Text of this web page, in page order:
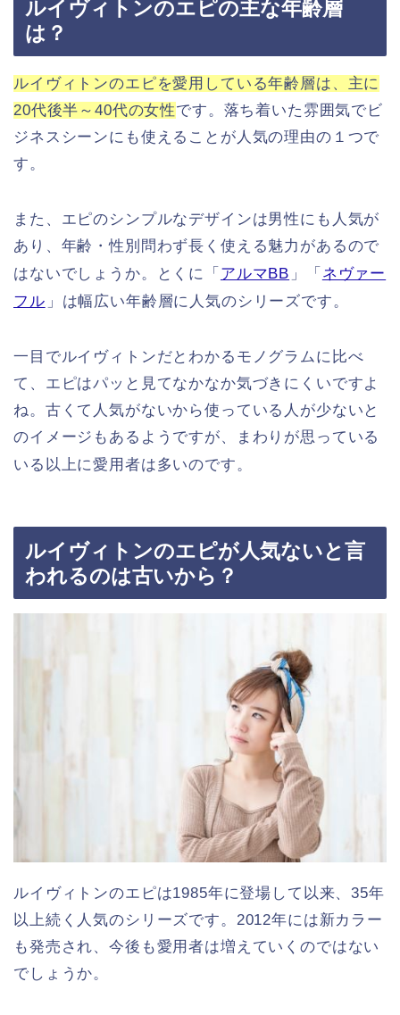
ルイヴィトンのエピの主な年齢層
は？
ルイヴィトンのエピを愛用している年齢層は、主に
20代後半～40代の女性です。落ち着いた雰囲気でビ
ジネスシーンにも使えることが人気の理由の１つで
す。
また、エピのシンプルなデザインは男性にも人気が
あり、年齢・性別問わず長く使える魅力があるので
はないでしょうか。とくに「 アルマBB 」「 ネヴァー
フル 」は幅広い年齢層に人気のシリーズです。
一目でルイヴィトンだとわかるモノグラムに比べ
て、エピはパッと見てなかなか気づきにくいですよ
ね。古くて人気がないから使っている人が少ないと
のイメージもあるようですが、まわりが思っている
いる以上に愛用者は多いのです。
ルイヴィトンのエピが人気ないと言
われるのは古いから？
ルイヴィトンのエピは1985年に登場して以来、35年
以上続く人気のシリーズです。2012年には新カラー
も発売され、今後も愛用者は増えていくのではない
でしょうか。